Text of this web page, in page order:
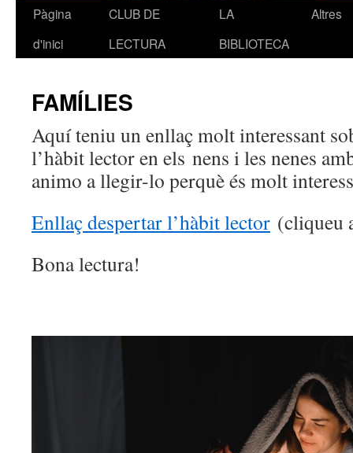
Vés
Pàgina
d'inici
CLUB DE
LECTURA
LA
BIBLIOTECA
Altres
FAMÍLIES
Aquí teniu un enllaç molt interessant
l’hàbit lector en els nens i les nenes
animo a llegir-lo perquè és molt
Enllaç despertar l’hàbit lector (cliqueu
Bona lectura!